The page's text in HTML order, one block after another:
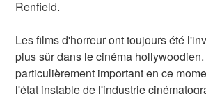
Renfield.
Les films d'horreur ont toujours été
plus sûr dans le cinéma
particulièrement important en ce
l'état instable de l'industrie